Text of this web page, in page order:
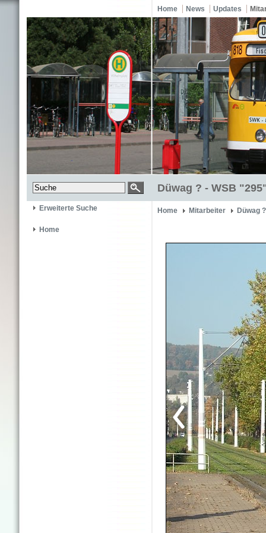
Home News Updates
Düwag ? - WSB
Erweiterte Suche
Home
Home Mitarbeiter Düwag ?